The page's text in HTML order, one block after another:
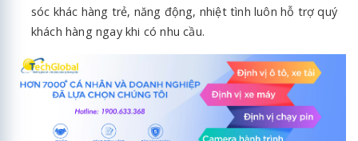
sóc khác hàng trẻ, năng động, nhiệt tình luôn hỗ trợ quý
khách hàng ngay khi có nhu cầu.